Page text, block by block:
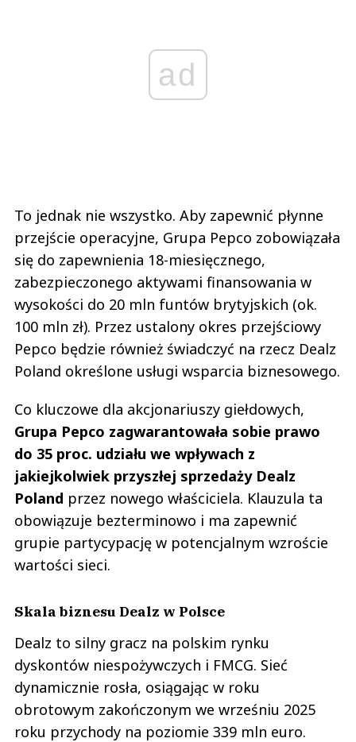
ad
To jednak nie wszystko. Aby zapewnić płynne
przejście operacyjne, Grupa Pepco zobowiązała
się do zapewnienia 18-miesięcznego,
zabezpieczonego aktywami finansowania w
wysokości do 20 mln funtów brytyjskich (ok.
100 mln zł). Przez ustalony okres przejściowy
Pepco będzie również świadczyć na rzecz Dealz
Poland określone usługi wsparcia biznesowego.
Co kluczowe dla akcjonariuszy giełdowych,
Grupa Pepco zagwarantowała sobie prawo
do 35 proc. udziału we wpływach z
jakiejkolwiek przyszłej sprzedaży Dealz
Poland przez nowego właściciela. Klauzula ta
obowiązuje bezterminowo i ma zapewnić
grupie partycypację w potencjalnym wzroście
wartości sieci.
Skala biznesu Dealz w Polsce
Dealz to silny gracz na polskim rynku
dyskontów niespożywczych i FMCG. Sieć
dynamicznie rosła, osiągając w roku
obrotowym zakończonym we wrześniu 2025
roku przychody na poziomie 339 mln euro.